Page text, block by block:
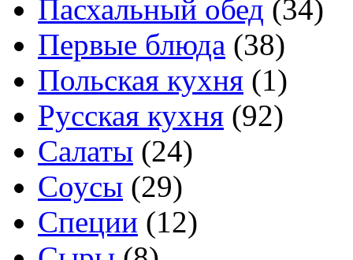
Пасхальный обед (34)
Первые блюда (38)
Польская кухня (1)
Русская кухня (92)
Салаты (24)
Соусы (29)
Специи (12)